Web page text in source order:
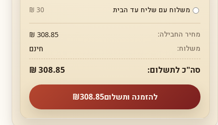
משלוח עם שליח עד הבית 30 ₪
מחיר החבילה: 308.85 ₪
משלוח: חינם
סה"כ לתשלום: 308.85 ₪
להזמנה ותשלום308.85
₪